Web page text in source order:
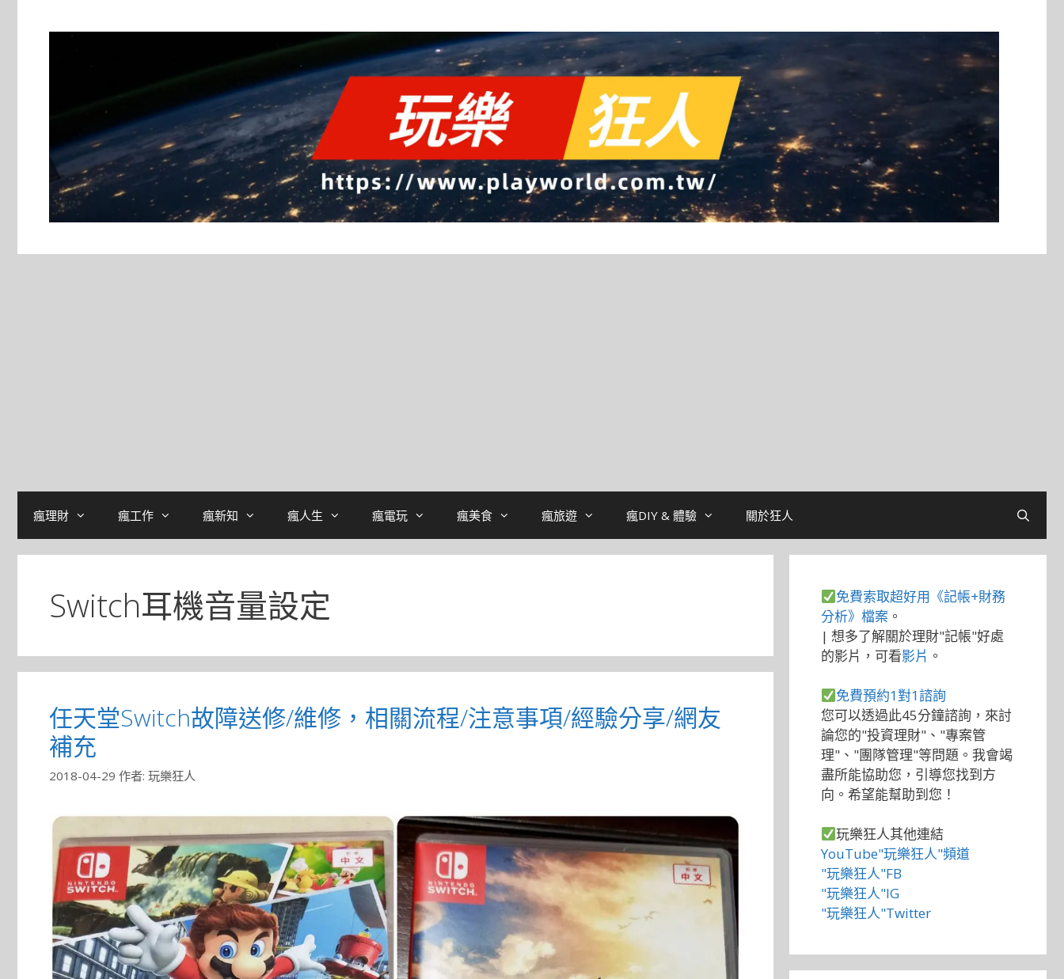
瘋理財 瘋工作 瘋新知 瘋人生 瘋電玩 瘋美食 瘋旅遊 瘋DIY & 體驗 關於狂人
Switch耳機音量設定
任天堂Switch故障送修/維修，相關流程/注意事項/經驗分享/網友
補充
2018-04-29 作者: 玩樂狂人
免費索取超好用《記帳+財務
分析》檔案 。
| 想多了解關於理財"記帳"好處
的影片，可看影片 。
免費預約1對1諮詢
您可以透過此45分鐘諮詢，來討
論您的"投資理財"、"專案管
理"、"團隊管理"等問題。我會竭
盡所能協助您，引導您找到方
向。希望能幫助到您！
玩樂狂人其他連結
YouTube"玩樂狂人"頻道
"玩樂狂人"FB
"玩樂狂人"IG
"玩樂狂人"Twitter